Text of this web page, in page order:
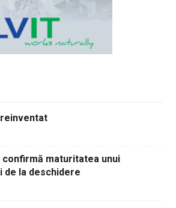
confirmă maturitatea unui
de la deschidere